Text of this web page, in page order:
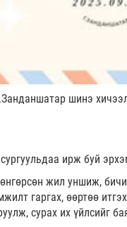
шинэ
ирж буй
жил уншиж,
гаргах, өөртөө
сурах их үйлсийг